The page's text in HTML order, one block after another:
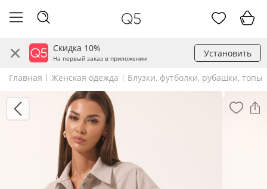
Скидка 10%
На первый заказ в приложении Установить
Главная Женская одежда Блузки, футболки, рубашки, топы